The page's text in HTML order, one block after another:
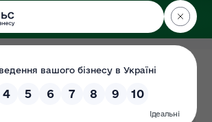
ДЕРЖЕКОІНСПЕКЦІЯ
вакантних посад державної служби